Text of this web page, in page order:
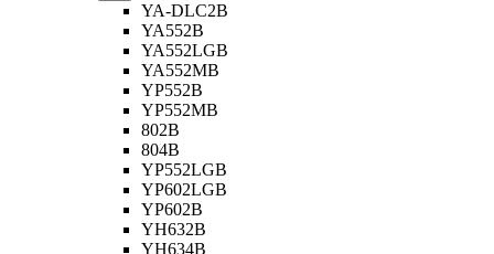
YA-DLC2B
YA552B
YA552LGB
YA552MB
YP552B
YP552MB
802B
804B
YP552LGB
YP602LGB
YP602B
YH632B
YH634B